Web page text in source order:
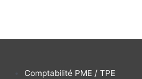
Comptabilité PME / TPE